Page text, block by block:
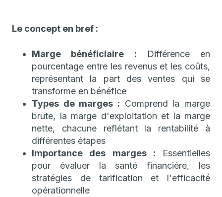
Le concept en bref :
Marge bénéficiaire : Différence en
pourcentage entre les revenus et les coûts,
représentant la part des ventes qui se
transforme en bénéfice
Types de marges : Comprend la marge
brute, la marge d'exploitation et la marge
nette, chacune reflétant la rentabilité à
différentes étapes
Importance des marges : Essentielles
pour évaluer la santé financière, les
stratégies de tarification et l'efficacité
opérationnelle